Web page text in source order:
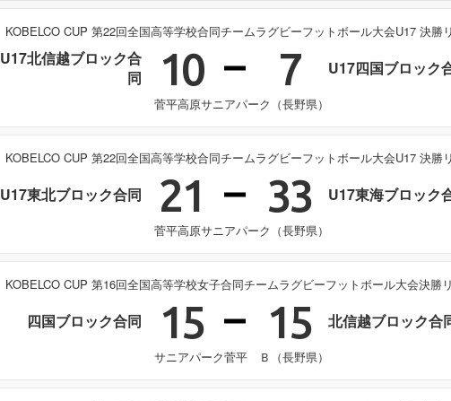
KOBELCO CUP 第22回全国高等学校合同チームラグビーフットボール大会U17 決勝
U17北信越ブロック合
同
10 7 U17四国ブロック
菅平高原サニアパーク（長野県）
KOBELCO CUP 第22回全国高等学校合同チームラグビーフットボール大会U17 決勝
U17東北ブロック合同 21 33 U17東海ブロック
菅平高原サニアパーク（長野県）
KOBELCO CUP 第16回全国高等学校女子合同チームラグビーフットボール大会決勝
四国ブロック合同 15 15 北信越ブロック合
サニアパーク菅平 Ｂ（長野県）